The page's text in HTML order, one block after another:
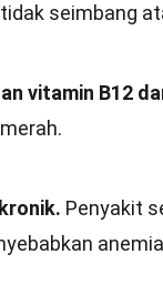
seimbang
vitamin B12
Penyakit